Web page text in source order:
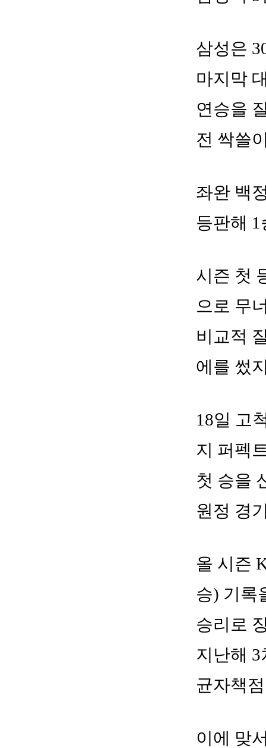
삼성은
마지막
연승을
전 싹쓸
좌완 백
등판해
시즌 첫
으로 무
비교적
에를 썼
18일 고
지 퍼펙
첫 승을
원정 경
올 시즌
승) 기록
승리로
지난해
균자책
이에 맞